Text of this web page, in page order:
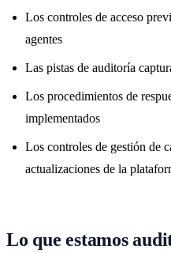
Los controles de acceso
agentes
Las pistas de auditoría
Los procedimientos de
implementados
Los controles de gestión de
actualizaciones de la
Lo que estamos